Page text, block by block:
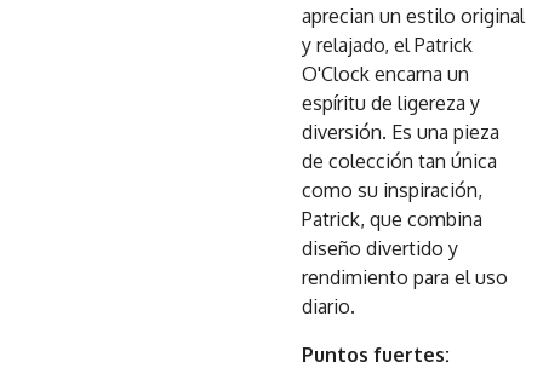
aprecian un estilo original
y relajado, el Patrick
O'Clock encarna un
espíritu de ligereza y
diversión. Es una pieza
de colección tan única
como su inspiración,
Patrick, que combina
diseño divertido y
rendimiento para el uso
diario.
Puntos fuertes: